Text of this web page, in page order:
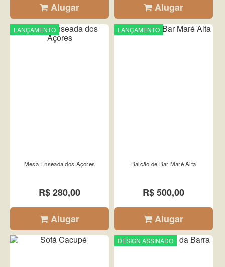
Alugar Alugar
LANÇAMENTO
Mesa Enseada dos Açores
R$ 280,00
Alugar
LANÇAMENTO
Balcão de Bar Maré Alta
R$ 500,00
Alugar
DESIGN ASSINADO